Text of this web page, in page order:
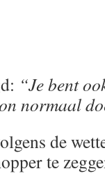
“Je bent
normaal
de
te